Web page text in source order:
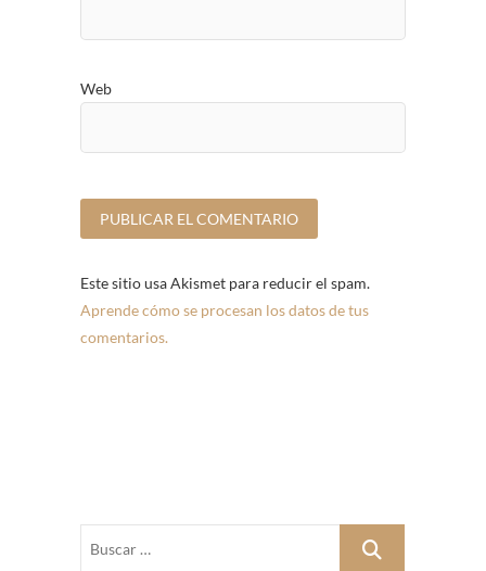
Web
Este sitio usa Akismet para reducir el spam.
Aprende cómo se procesan los datos de tus
comentarios.
Buscar